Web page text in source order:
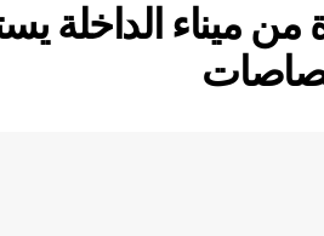
من ميناء الداخلة